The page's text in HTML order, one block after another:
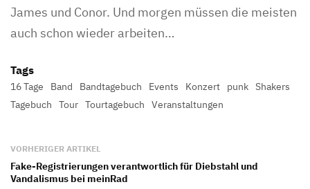
James und Conor. Und morgen müssen die meisten
auch schon wieder arbeiten…
Tags
16 Tage Band Bandtagebuch Events Konzert punk Shakers
Tagebuch
Tour Tourtagebuch Veranstaltungen
VORHERIGER ARTIKEL
Fake-Registrierungen verantwortlich für Diebstahl und
Vandalismus bei meinRad